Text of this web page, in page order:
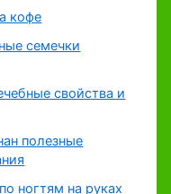
кофе
семечки
свойства и
полезные
ногтям на руках